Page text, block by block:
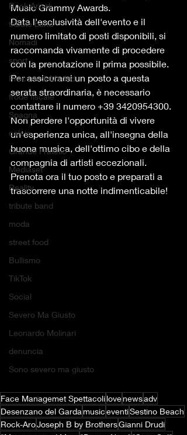
Rock Aro dj
tribute band
Nomadi
sport
Procura di Madrid
frode fiscale
Spagna
calcio
Grande Fratello
Mediaset
Reality
tribute band
moda
street food
Bullismo
TikTok
Social
Severo Ma Giusto
Leonardo Molinari
denuncia
Sono severo ma giusto
Music Grammy Awards.
Data l'esclusività dell'evento e il
numero limitato di posti disponibili, si
raccomanda vivamente di procedere
con la prenotazione il prima possibile.
Per assicurarsi un posto a questa
serata straordinaria, è necessario
contattare il numero +39 3420954300.
Non perdere l'opportunità di vivere
un'esperienza unica, all'insegna della
buona musica, dell'ottimo cibo e della
compagnia di artisti eccezionali.
Prenota ora il tuo posto e preparati a
trascorrere una notte indimenticabile!
Face Managemet Spettacolilovenewsadv
Desenzano del GardamusiceventiSestino Beach
Rock-AroJoseph B by BrothersGianni Drudi